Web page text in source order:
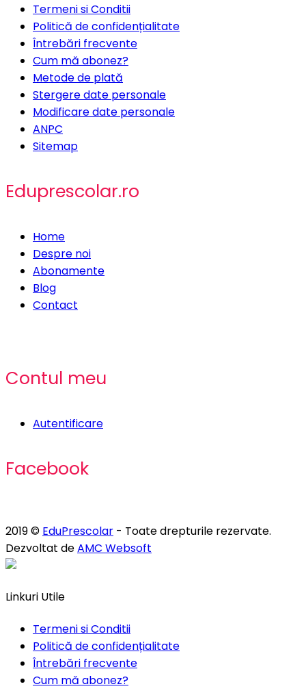
Termeni si Conditii
Politică de confidențialitate
Întrebări frecvente
Cum mă abonez?
Metode de plată
Stergere date personale
Modificare date personale
ANPC
Sitemap
Eduprescolar.ro
Home
Despre noi
Abonamente
Blog
Contact
Contul meu
Autentificare
Facebook
2019 © EduPrescolar - Toate drepturile rezervate.
Dezvoltat deAMC Websoft
Linkuri Utile
Termeni si Conditii
Politică de confidențialitate
Întrebări frecvente
Cum mă abonez?